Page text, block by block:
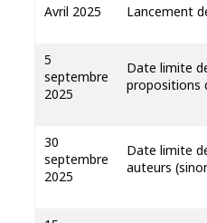
Avril 2025 Lancement
5
septembre
2025
Date limite
propositions
30
septembre
2025
Date limite
auteurs